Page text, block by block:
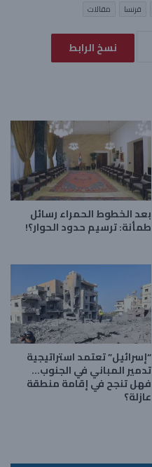
فرنسا مقالات
نسخ الرابط
بعد الخطوط الحمراء رسائل
طمأنة: ترسيم حدود الحوار؟!
“إسرائيل” تعتمد استراتيجية
تدمير المباني في الجنوب…
فهل تنجح في إقامة منطقة
عازلة؟